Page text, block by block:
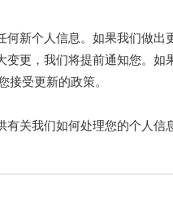
新个人信息。如果我们做出
更，我们将提前通知您。如
接受更新的政策。
关我们如何处理您的个人信